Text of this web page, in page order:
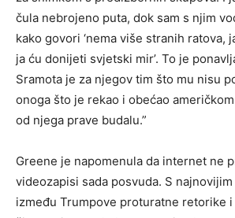
čula nebrojeno puta, dok sam s njim
kako govori ‘nema više stranih ratova,
ja ću donijeti svjetski mir’. To je
Sramota je za njegov tim što mu nisu
onoga što je rekao i obećao
od njega prave budalu.”
Greene je napomenula da internet ne
videozapisi sada posvuda. S
između Trumpove proturatne retorike